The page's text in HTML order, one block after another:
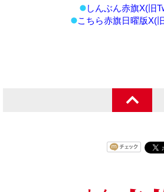
しんぶん赤旗X(旧
こちら赤旗日曜版X(